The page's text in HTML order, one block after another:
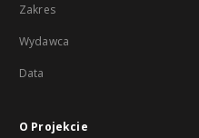
Zakres
Wydawca
Data
O Projekcie